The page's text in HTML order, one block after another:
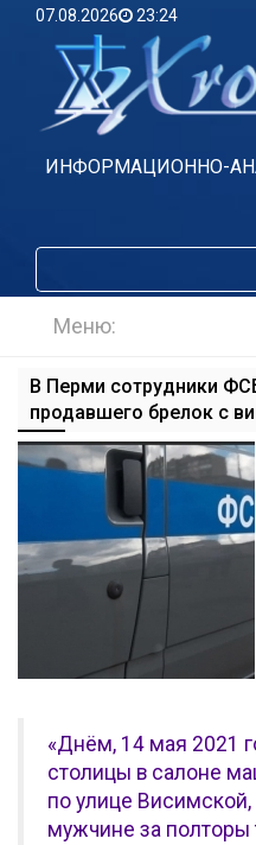
07.08.2026 23:24
ИНФОРМАЦИОННО-
Меню:
В Перми сотрудники
продавшего брелок с
«Днём, 14 мая 2021
столицы в салоне
по улице
мужчине за полторы